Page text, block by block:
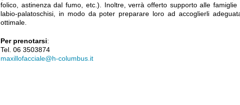
folico, astinenza dal fumo, etc.). Inoltre, verrà offerto supporto alle
labio-palatoschisi, in modo da poter preparare loro ad accoglierli
ottimale.
Per prenotarsi:
Tel. 06 3503874
maxillofacciale@h-columbus.it